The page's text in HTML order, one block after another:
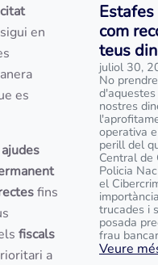
en
es
ajudes
fins
fiscals
a
com
teus
juliol 30,
No
nostres
operativa
perill del
Central de
Policia
el
trucades i
posada
frau
Veure